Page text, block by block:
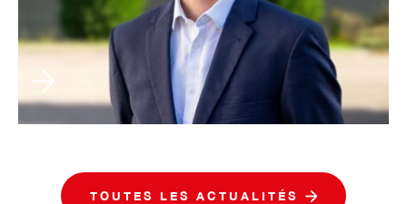
TOUTES LES ACTUALITÉS